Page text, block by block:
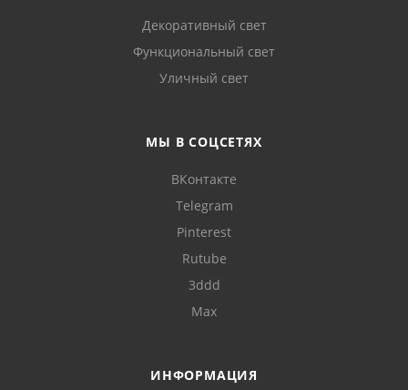
Декоративный свет
Функциональный свет
Уличный свет
МЫ В СОЦСЕТЯХ
ВКонтакте
Telegram
Pinterest
Rutube
3ddd
Max
ИНФОРМАЦИЯ